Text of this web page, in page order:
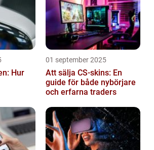
Hur
01 september 2025
Att sälja CS-skins: En
guide för både nybörjare
och erfarna traders